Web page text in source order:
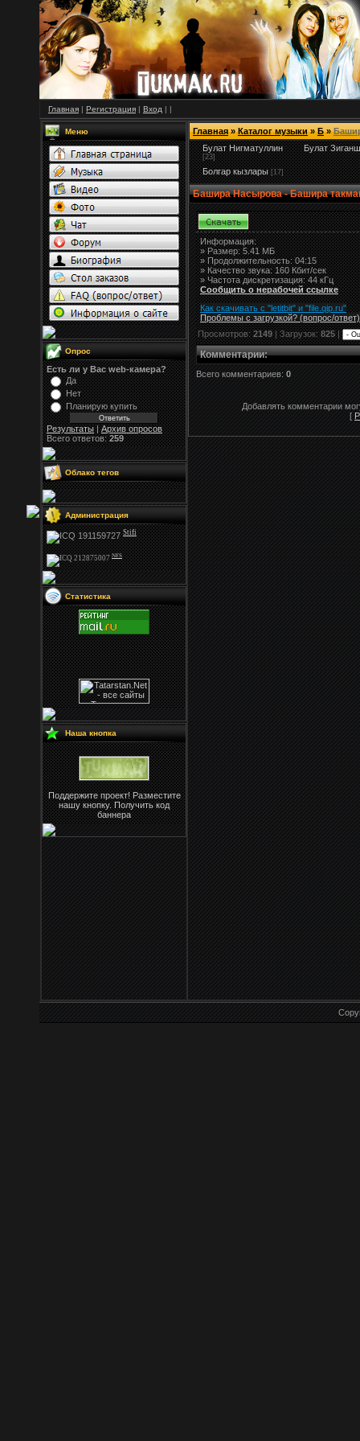
Главная | Регистрация | Вход | |
Меню
Опрос
Есть ли у Вас web-камера?
Да
Нет
Планирую купить
Результаты|Архив опросов
Всего ответов:259
Облако тегов
Администрация
Stifi
NFS
Статистика
Наша кнопка
Поддержите проект! Разместите
нашу кнопку. Получить код
баннера
Главная»Каталог музыки»Б»
Булат Нигматуллин
[23]
Булат
Болгар кызлары [17]
Башира Насырова - Башира
Информация:
»Размер:5.41 МБ
» Продолжительность: 04:15
» Качество звука: 160 Кбит/сек
» Частота дискретизация: 44 кГц
Сообщить о нерабочей ссылке
Как скачивать с "letitbit" и "file.qip.ru"
Проблемы с загрузкой? (вопрос/ответ)
Просмотров:2149| Загрузок:825|
Комментарии:
Всего комментариев: 0
Добавлять комментарии
[